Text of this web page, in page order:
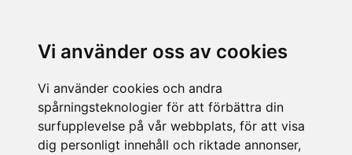
Vi använder oss av cookies
Vi använder cookies och andra
spårningsteknologier för att förbättra din
surfupplevelse på vår webbplats, för att visa
dig personligt innehåll och riktade annonser,